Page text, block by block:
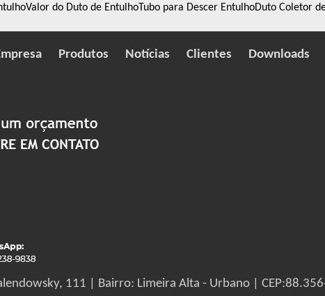
Valor do Duto de EntulhoTubo para Descer EntulhoDuto Coletor
Produtos Notícias Clientes Downloads
111 | Bairro: Limeira Alta - Urbano |